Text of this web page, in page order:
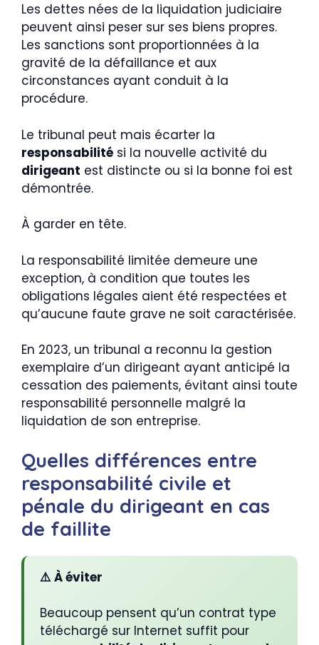
Les dettes nées de la liquidation judiciaire
peuvent ainsi peser sur ses biens propres.
Les sanctions sont proportionnées à la
gravité de la défaillance et aux
circonstances ayant conduit à la
procédure.
Le tribunal peut mais écarter la
responsabilité si la nouvelle activité du
dirigeant est distincte ou si la bonne foi est
démontrée.
À garder en tête.
La responsabilité limitée demeure une
exception, à condition que toutes les
obligations légales aient été respectées et
qu’aucune faute grave ne soit caractérisée.
En 2023, un tribunal a reconnu la gestion
exemplaire d’un dirigeant ayant anticipé la
cessation des paiements, évitant ainsi toute
responsabilité personnelle malgré la
liquidation de son entreprise.
Quelles différences entre
responsabilité civile et
pénale du dirigeant en cas
de faillite
⚠️ À éviter
Beaucoup pensent qu’un contrat type
téléchargé sur Internet suffit pour